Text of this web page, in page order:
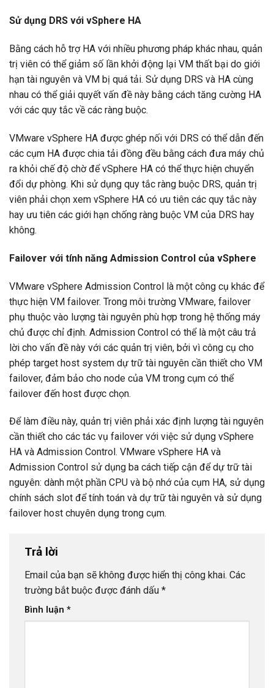
Sử dụng DRS với vSphere HA
Bằng cách hỗ trợ HA với nhiều phương pháp khác nhau, quản
trị viên có thể giảm số lần khởi động lại VM thất bại do giới
hạn tài nguyên và VM bị quá tải. Sử dụng DRS và HA cùng
nhau có thể giải quyết vấn đề này bằng cách tăng cường HA
với các quy tắc về các ràng buộc.
VMware vSphere HA được ghép nối với DRS có thể dẫn đến
các cụm HA được chia tải đồng đều bằng cách đưa máy chủ
ra khỏi chế độ chờ để vSphere HA có thể thực hiện chuyển
đổi dự phòng. Khi sử dụng quy tắc ràng buộc DRS, quản trị
viên phải chọn xem vSphere HA có ưu tiên các quy tắc này
hay ưu tiên các giới hạn chống ràng buộc VM của DRS hay
không.
Failover với tính năng Admission Control của vSphere
VMware vSphere Admission Control là một công cụ khác để
thực hiện VM failover. Trong môi trường VMware, failover
phụ thuộc vào lượng tài nguyên phù hợp trong hệ thống máy
chủ được chỉ định. Admission Control có thể là một câu trả
lời cho vấn đề này với các quản trị viên, bởi vì công cụ cho
phép target host system dự trữ tài nguyên cần thiết cho VM
failover, đảm bảo cho node của VM trong cụm có thể
failover đến host được chọn.
Để làm điều này, quản trị viên phải xác định lượng tài nguyên
cần thiết cho các tác vụ failover với việc sử dụng vSphere
HA và Admission Control. VMware vSphere HA và
Admission Control sử dụng ba cách tiếp cận để dự trữ tài
nguyên: dành một phần CPU và bộ nhớ của cụm HA, sử dụng
chính sách slot để tính toán và dự trữ tài nguyên và sử dụng
failover host chuyên dụng trong cụm.
Trả lời
Email của bạn sẽ không được hiển thị công khai. Các
trường bắt buộc được đánh dấu *
Bình luận *